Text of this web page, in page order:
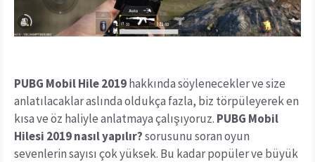
PUBG Mobil Hile 2019hakkında söylenecekler ve size
anlatılacaklar aslında oldukça fazla, biz törpüleyerek en
kısa ve öz haliyle anlatmaya çalışıyoruz. PUBG Mobil
Hilesi 2019 nasıl yapılır?sorusunu soran oyun
sevenlerin sayısı çok yüksek. Bu kadar popüler ve büyük